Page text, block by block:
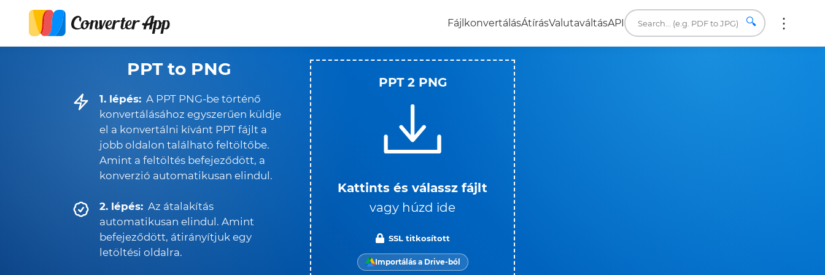
FájlkonvertálásÁtírásValutaváltásAPI 🔍
PPT to PNG
1. lépés: A PPT PNG-be történő
konvertálásához egyszerűen küldje
el a konvertálni kívánt PPT fájlt a
jobb oldalon található feltöltőbe.
Amint a feltöltés befejeződött, a
konverzió automatikusan elindul.
2. lépés: Az átalakítás
automatikusan elindul. Amint
befejeződött, átirányítjuk egy
letöltési oldalra.
PPT 2 PNG
Kattints és válassz fájlt
vagy húzd ide
SSL titkosított
Importálás a Drive-ból